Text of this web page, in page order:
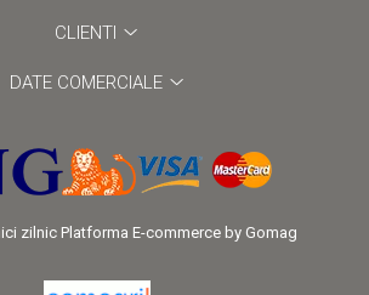
CLIENTI
DATE COMERCIALE
zilnic Platforma E-commerce by Gomag